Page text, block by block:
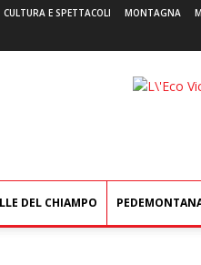
CULTURA E SPETTACOLI MONTAGNA
DEL CHIAMPO